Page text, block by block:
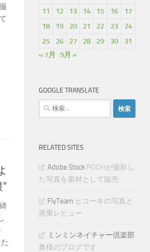
11
12 13 14 15 16
17
18
19 20 21 22 23
24
25
26 27 28 29 30
31
« 7月
9月 »
GOOGLE TRANSLATE
検
索:
RELATED SITES
Adobe Stock POOHが撮影し
た写真を素材として販売
FlyTeam ヒコーキの写真と
搭乗レビュー
ミンミンネイチャー倶楽部
奥様のブログです